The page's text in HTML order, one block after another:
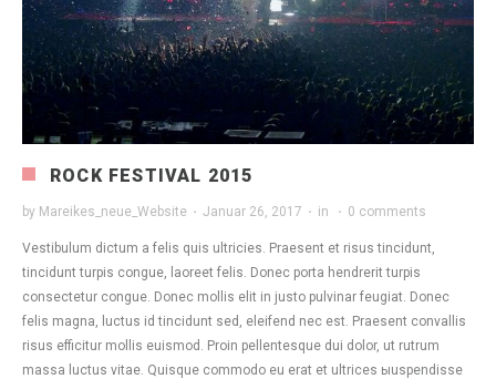
ROCK FESTIVAL 2015
by Mareikes_neue_Website · Januar 26, 2017 · in · 0 comments
Vestibulum dictum a felis quis ultricies. Praesent et risus tincidunt,
tincidunt turpis congue, laoreet felis. Donec porta hendrerit turpis
consectetur congue. Donec mollis elit in justo pulvinar feugiat. Donec
felis magna, luctus id tincidunt sed, eleifend nec est. Praesent convallis
risus efficitur mollis euismod. Proin pellentesque dui dolor, ut rutrum
massa luctus vitae. Quisque commodo eu erat et ultrices ыuspendisse